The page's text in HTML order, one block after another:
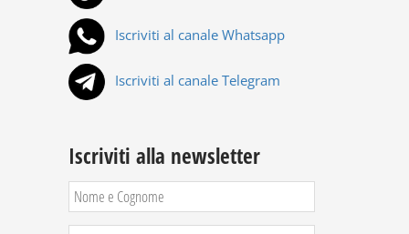
Iscriviti al canale Whatsapp
Iscriviti al canale Telegram
Iscriviti alla newsletter